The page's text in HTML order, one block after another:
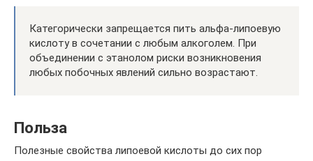
Категорически запрещается пить альфа-липоевую
кислоту в сочетании с любым алкоголем. При
объединении с этанолом риски возникновения
любых побочных явлений сильно возрастают.
Польза
Полезные свойства липоевой кислоты до сих пор